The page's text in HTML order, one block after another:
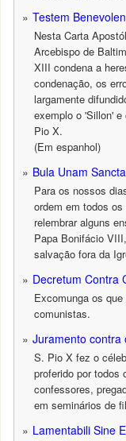
Testem
Nesta Carta
Arcebispo de
XIII condena a
condenação, os
largamente
exemplo o 'Sillon'
Pio X.
(Em espanhol)
Bula Unam
Para os nossos
ordem em todos
relembrar alguns
Papa Bonifácio
salvação fora da
Decretum Contra
Excomunga os
comunistas.
Juramento contra
S. Pio X fez o
proferido por todos
confessores,
em seminários de
Lamentabili Sine